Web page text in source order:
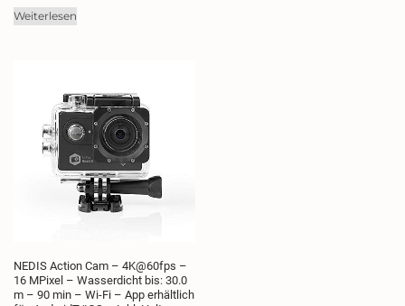
Weiterlesen
NEDIS Action Cam – 4K@60fps –
16 MPixel – Wasserdicht bis: 30.0
m – 90 min – Wi-Fi – App erhältlich